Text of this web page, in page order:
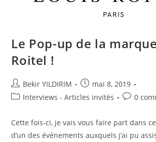
Le Pop-up de la
Roitel !
Auteur/autrice
de
Bekir YILDIRIM
Publication
publiée :
mai 8, 2019
PostInterviews - Articles invités 0
Cette fois-ci, je vais vous faire part dans
d’un des événements auxquels j’ai pu